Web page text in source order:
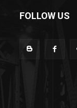
FOLLOW US